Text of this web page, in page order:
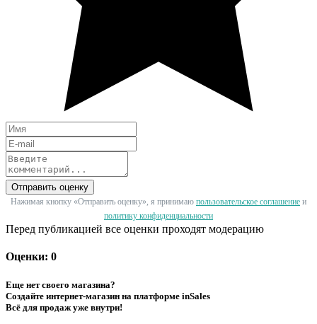
Отправить оценку
Нажимая кнопку «Отправить оценку», я принимаю пользовательское соглашение и
политику конфиденциальности
Перед публикацией все оценки проходят модерацию
Оценки: 0
Еще нет своего магазина?
Создайте интернет-магазин на платформе inSales
Всё для продаж уже внутри!